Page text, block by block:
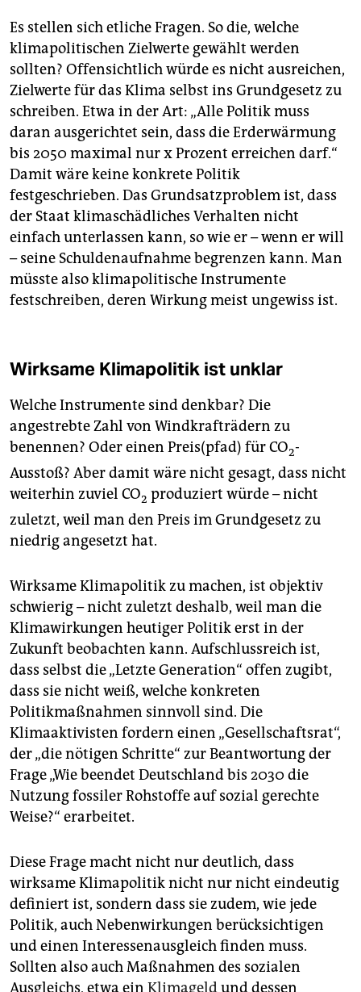
Es stellen sich etliche Fragen. So die, welche
klimapolitischen Zielwerte gewählt werden
sollten? Offensichtlich würde es nicht ausreichen,
Zielwerte für das Klima selbst ins Grundgesetz zu
schreiben. Etwa in der Art: „Alle Politik muss
daran ausgerichtet sein, dass die Erderwärmung
bis 2050 maximal nur x Prozent erreichen darf.“
Damit wäre keine konkrete Politik
festgeschrieben. Das Grundsatzproblem ist, dass
der Staat klimaschädliches Verhalten nicht
einfach unterlassen kann, so wie er – wenn er will
– seine Schuldenaufnahme begrenzen kann. Man
müsste also klimapolitische Instrumente
festschreiben, deren Wirkung meist ungewiss ist.
Wirksame Klimapolitik ist unklar
Welche Instrumente sind denkbar? Die
angestrebte Zahl von Windkrafträdern zu
benennen? Oder einen Preis(pfad) für CO2-
Ausstoß? Aber damit wäre nicht gesagt, dass nicht
weiterhin zuviel CO2 produziert würde – nicht
zuletzt, weil man den Preis im Grundgesetz zu
niedrig angesetzt hat.
Wirksame Klimapolitik zu machen, ist objektiv
schwierig – nicht zuletzt deshalb, weil man die
Klimawirkungen heutiger Politik erst in der
Zukunft beobachten kann. Aufschlussreich ist,
dass selbst die „Letzte Generation“ offen zugibt,
dass sie nicht weiß, welche konkreten
Politikmaßnahmen sinnvoll sind. Die
Klimaaktivisten fordern einen „Gesellschaftsrat“,
der „die nötigen Schritte“ zur Beantwortung der
Frage „Wie beendet Deutschland bis 2030 die
Nutzung fossiler Rohstoffe auf sozial gerechte
Weise?“ erarbeitet.
Diese Frage macht nicht nur deutlich, dass
wirksame Klimapolitik nicht nur nicht eindeutig
definiert ist, sondern dass sie zudem, wie jede
Politik, auch Nebenwirkungen berücksichtigen
und einen Interessenausgleich finden muss.
Sollten also auch Maßnahmen des sozialen
Ausgleichs, etwa ein Klimageld und dessen